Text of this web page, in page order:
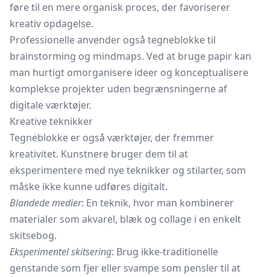
føre til en mere organisk proces, der favoriserer
kreativ opdagelse.
Professionelle anvender også tegneblokke til
brainstorming og mindmaps. Ved at bruge papir kan
man hurtigt omorganisere ideer og konceptualisere
komplekse projekter uden begrænsningerne af
digitale værktøjer.
Kreative teknikker
Tegneblokke er også værktøjer, der fremmer
kreativitet. Kunstnere bruger dem til at
eksperimentere med nye teknikker og stilarter, som
måske ikke kunne udføres digitalt.
Blandede medier: En teknik, hvor man kombinerer
materialer som akvarel, blæk og collage i en enkelt
skitsebog.
Eksperimentel skitsering: Brug ikke-traditionelle
genstande som fjer eller svampe som pensler til at